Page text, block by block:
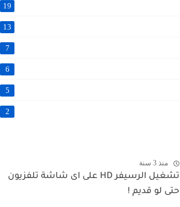
19
13
7
6
5
2
منذ 3 سنة
تشغيل الرسيفر HD على اى شاشة تلفزيون
حتى لو قديم !